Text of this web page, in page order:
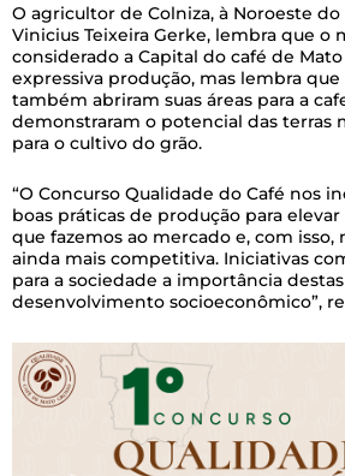
O agricultor de Colniza, à Noroeste
Vinicius Teixeira Gerke, lembra que o
considerado a Capital do café de Mato
expressiva produção, mas lembra
também abriram suas áreas para a
demonstraram o potencial das terras
para o cultivo do grão.
“O Concurso Qualidade do Café nos
boas práticas de produção para
que fazemos ao mercado e, com isso,
ainda mais competitiva. Iniciativas
para a sociedade a importância
desenvolvimento socioeconômico”,